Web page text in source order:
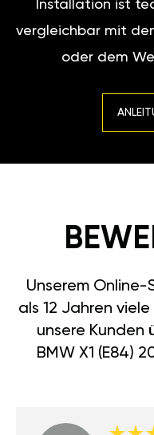
Installation ist
vergleichbar mit
oder dem
Unserem
als 12 Jahren
unsere Kunden
BMW X1 (E84)